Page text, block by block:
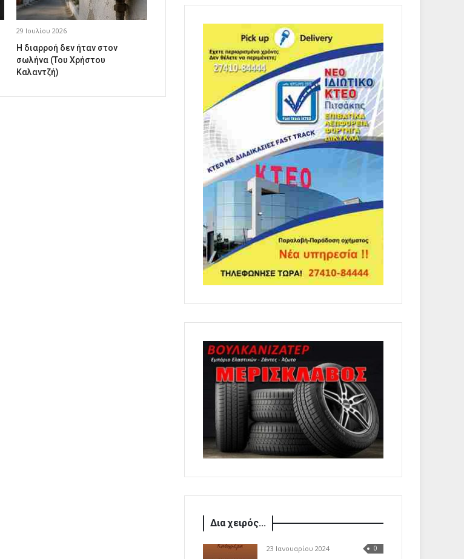
29 Ιουλίου 2026
Η διαρροή δεν ήταν στον
σωλήνα (Του Χρήστου
Καλαντζή)
Δια χειρός...
23 Ιανουαρίου 2024 0